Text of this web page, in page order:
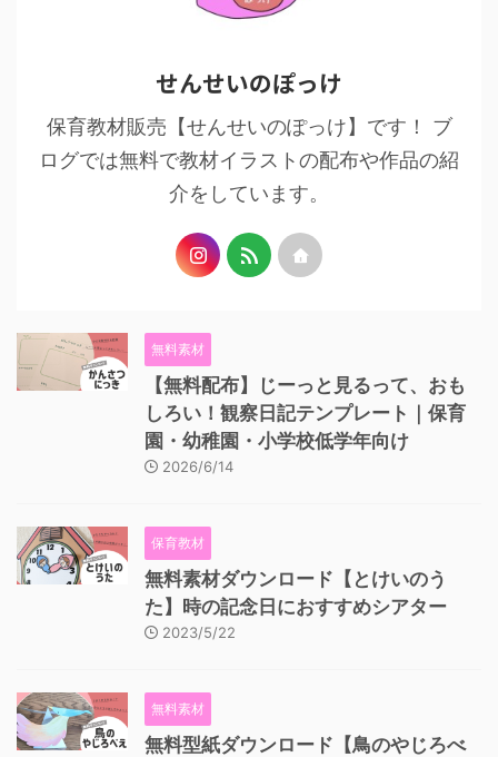
せんせいのぽっけ
保育教材販売【せんせいのぽっけ】です！ ブ
ログでは無料で教材イラストの配布や作品の紹
介をしています。
無料素材
【無料配布】じーっと見るって、おも
しろい！観察日記テンプレート｜保育
園・幼稚園・小学校低学年向け
2026/6/14
保育教材
無料素材ダウンロード【とけいのう
た】時の記念日におすすめシアター
2023/5/22
無料素材
無料型紙ダウンロード【鳥のやじろべ